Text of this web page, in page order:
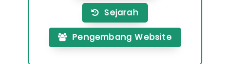
Sejarah
Pengembang Website